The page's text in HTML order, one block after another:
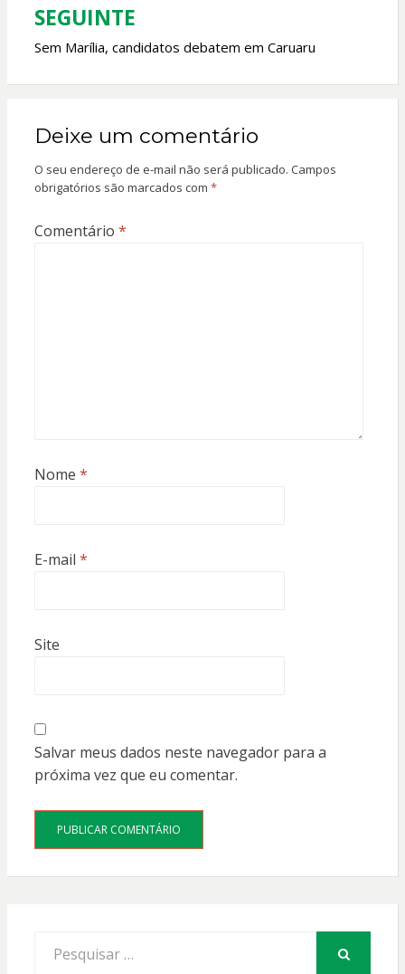
SEGUINTE
Sem Marília, candidatos debatem em Caruaru
Deixe um comentário
O seu endereço de e-mail não será publicado. Campos
obrigatórios são marcados com *
Comentário *
Nome *
E-mail *
Site
Salvar meus dados neste navegador para a
próxima vez que eu comentar.
por: